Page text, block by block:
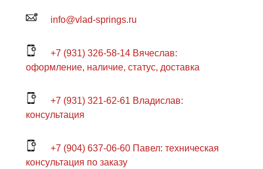
info@vlad-springs.ru
+7 (931) 326-58-14 Вячеслав:
оформление, наличие, статус, доставка
+7 (931) 321-62-61 Владислав:
консультация
+7 (904) 637-06-60 Павел: техническая
консультация по заказу